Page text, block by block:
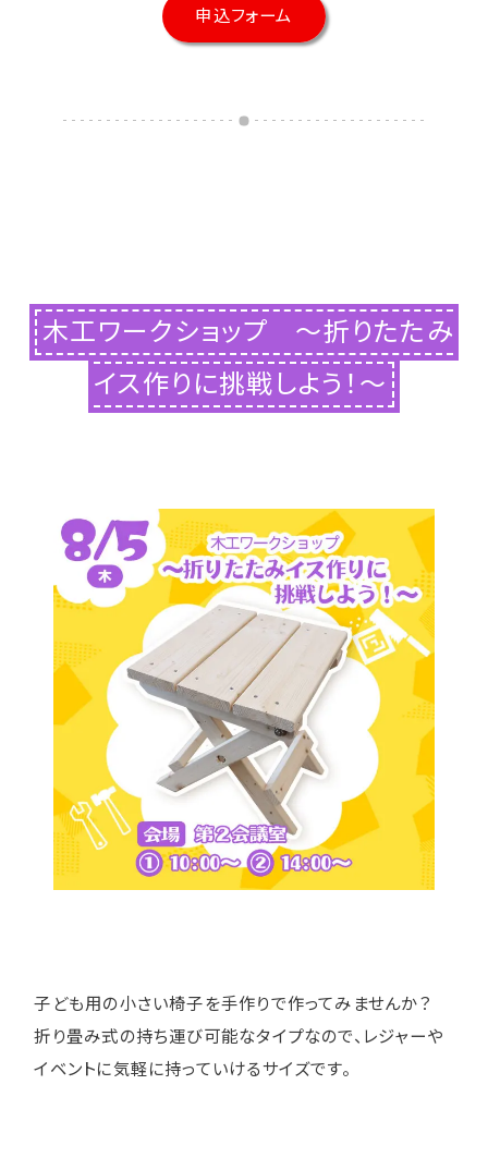
申込フォーム
木工ワークショップ ～折りたたみ
イス作りに挑戦しよう！～
子ども用の小さい椅子を手作りで作ってみませんか？
折り畳み式の持ち運び可能なタイプなので、レジャーや
イベントに気軽に持っていけるサイズです。